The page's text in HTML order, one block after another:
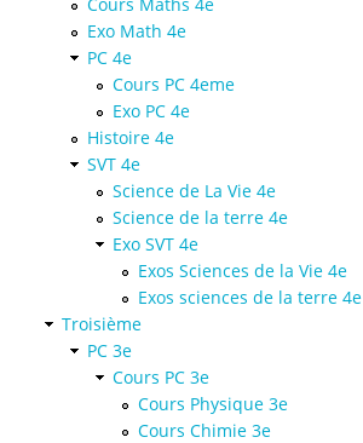
Exo Math 4e
PC 4e
Cours PC 4eme
Exo PC 4e
Histoire 4e
SVT 4e
Science de La Vie 4e
Science de la terre 4e
Exo SVT 4e
Exos Sciences de la Vie 4e
Exos sciences de la terre 4e
Troisième
PC 3e
Cours PC 3e
Cours Physique 3e
Cours Chimie 3e